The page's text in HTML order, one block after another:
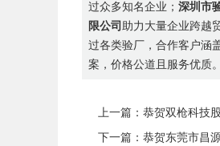
过众多知名企业；深圳市
限公司助力大量企业跨越
过各类验厂，合作客户涵
案，价格公道且服务优质。
上一篇：恭贺双枪科技
下一篇：恭贺东莞市昌